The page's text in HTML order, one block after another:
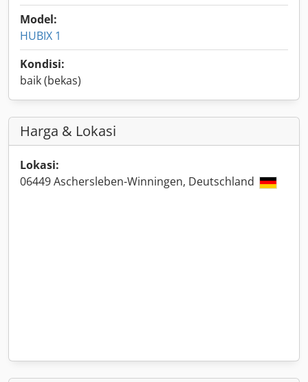
Model:
HUBIX 1
Kondisi:
baik (bekas)
Harga & Lokasi
Lokasi:
06449 Aschersleben-Winningen, Deutschland